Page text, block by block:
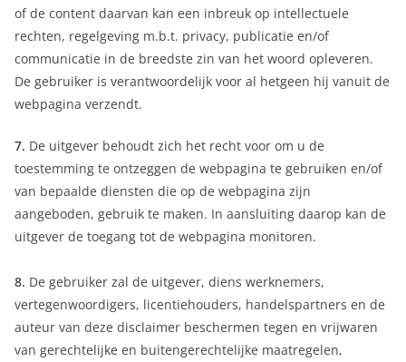
of de content daarvan kan een inbreuk op intellectuele
rechten, regelgeving m.b.t. privacy, publicatie en/of
communicatie in de breedste zin van het woord opleveren.
De gebruiker is verantwoordelijk voor al hetgeen hij vanuit de
webpagina verzendt.
7. De uitgever behoudt zich het recht voor om u de
toestemming te ontzeggen de webpagina te gebruiken en/of
van bepaalde diensten die op de webpagina zijn
aangeboden, gebruik te maken. In aansluiting daarop kan de
uitgever de toegang tot de webpagina monitoren.
8. De gebruiker zal de uitgever, diens werknemers,
vertegenwoordigers, licentiehouders, handelspartners en de
auteur van deze disclaimer beschermen tegen en vrijwaren
van gerechtelijke en buitengerechtelijke maatregelen,